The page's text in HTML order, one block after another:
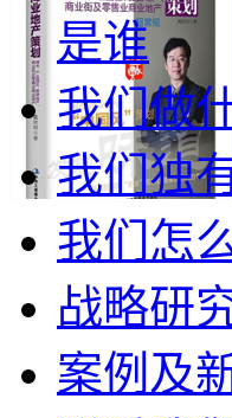
是谁
我们做
我们独
我们怎
战略研
案例及